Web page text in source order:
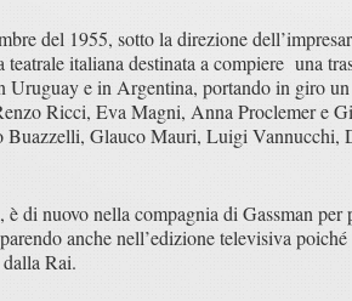
del 1955, sotto la direzione
teatrale italiana destinata a compiere una
Uruguay e in Argentina, portando in giro
Ricci, Eva Magni, Anna Proclemer e
Buazzelli, Glauco Mauri, Luigi Vannucchi,
di nuovo nella compagnia di Gassman per
anche nell’edizione televisiva
Rai.